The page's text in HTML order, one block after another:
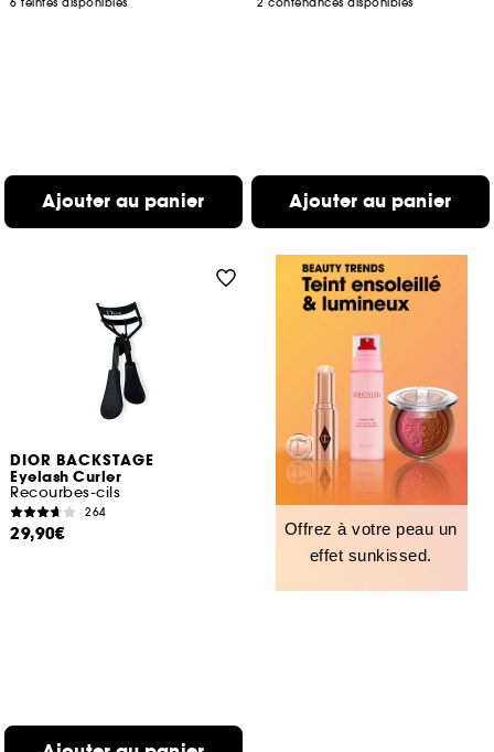
Ajouter au panier Ajouter au panier
DIOR BACKSTAGE
Eyelash Curler
Recourbes-cils
264
29,90€
Offrez à votre peau un
effet sunkissed.